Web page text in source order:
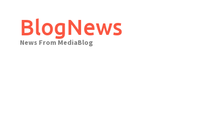
contentBlogNews
News From MediaBlog